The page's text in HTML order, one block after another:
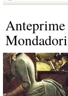
Mondadori